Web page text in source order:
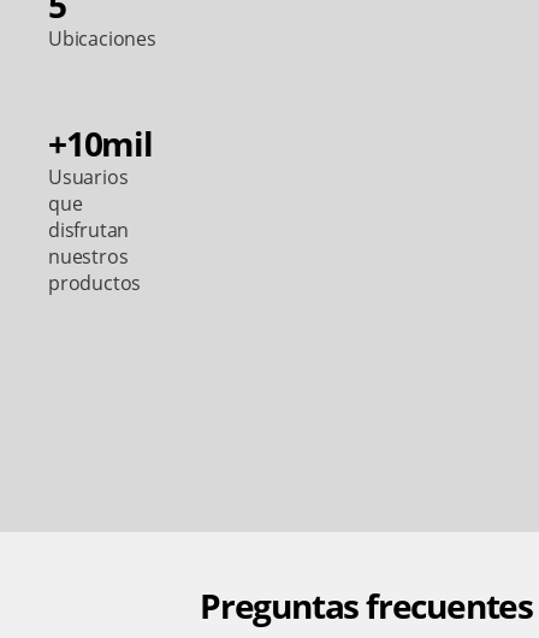
Ubicaciones
+10mil
Usuarios
que
disfrutan
nuestros
productos
Preguntas frecuentes